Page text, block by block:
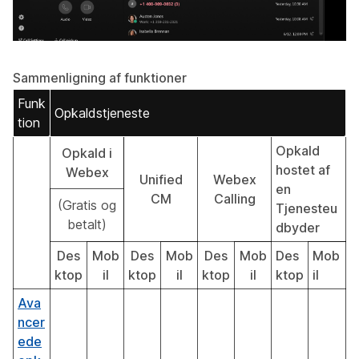
Sammenligning af funktioner
Funk
tion
Opkaldstjeneste
Opkald i
Webex
Unified
CM
Webex
Calling
Opkald
hostet af
en
Tjenesteu
dbyder
(Gratis og
betalt)
Des
ktop
Mob
il
Des
ktop
Mob
il
Des
ktop
Mob
il
Des
ktop
Mob
il
Ava
ncer
ede